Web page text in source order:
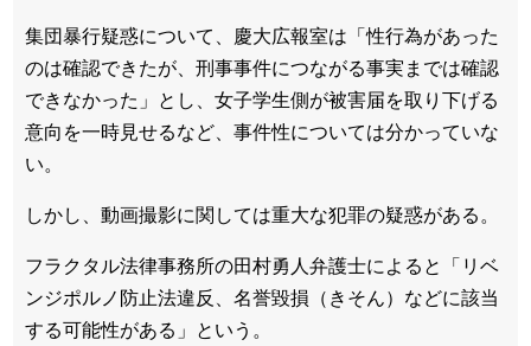
集団暴行疑惑について、慶大広報室は「性行為があった
のは確認できたが、刑事事件につながる事実までは確認
できなかった」とし、女子学生側が被害届を取り下げる
意向を一時見せるなど、事件性については分かっていな
い。
しかし、動画撮影に関しては重大な犯罪の疑惑がある。
フラクタル法律事務所の田村勇人弁護士によると「リベ
ンジポルノ防止法違反、名誉毀損（きそん）などに該当
する可能性がある」という。